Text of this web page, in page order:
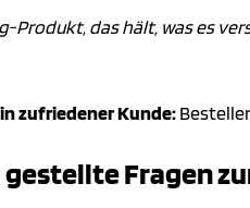
Produkt, das hält, was es
zufriedener Kunde:
gestellte Fragen